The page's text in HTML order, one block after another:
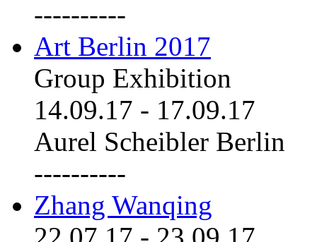
----------
Art Berlin 2017
Group Exhibition
14.09.17 - 17.09.17
Aurel Scheibler Berlin
----------
Zhang Wanqing